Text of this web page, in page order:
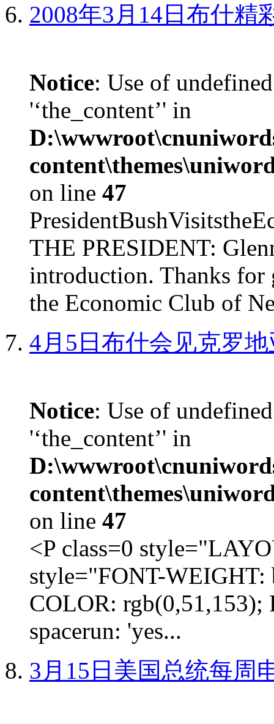
2008年3月14日布什精
Notice: Use of
'‘the_content’' in
on line 47
THE PRESIDENT:
introduction. Thanks for
the Economic Club of
4月5日布什会见克罗
Notice: Use of
'‘the_content’' in
on line 47
<P class=0
style="FONT-
COLOR:
spacerun: 'yes...
3月15日美国总统每周